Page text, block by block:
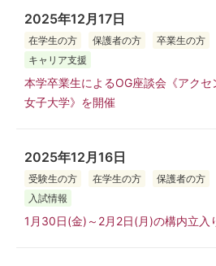
2025年12月17日
在学生の方 保護者の方 卒業生の方
キャリア支援
本学卒業生によるOG座談会《アク
女子大学》を開催
2025年12月16日
受験生の方 在学生の方 保護者の方
入試情報
1月30日(金)～2月2日(月)の構内立入